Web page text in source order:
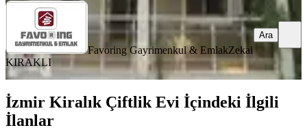
Favoring Gayrimenkul & EmlakZekai
KIRAKLI
Ara
İzmir Kiralık Çiftlik Evi İçindeki İlgili
İlanlar